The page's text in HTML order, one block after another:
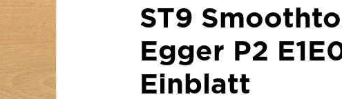
ST9
Egger P2
Einblatt